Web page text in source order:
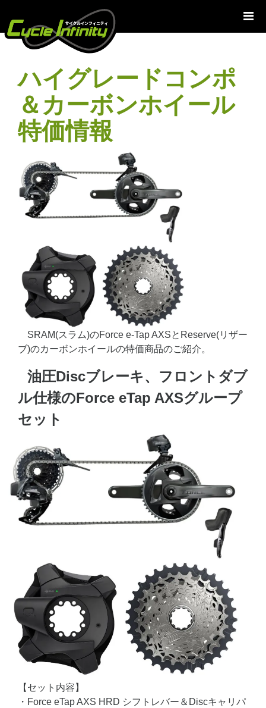
テ
ハイグレードコンポ
＆カーボンホイール
特価情報
SRAM(スラム)のForce e-Tap AXSとReserve(リザー
ブ)のカーボンホイールの特価商品のご紹介。
油圧Discブレーキ、フロントダブ
ル仕様のForce eTap AXSグループ
セット
【セット内容】
・Force eTap AXS HRD シフトレバー＆Discキャリパ